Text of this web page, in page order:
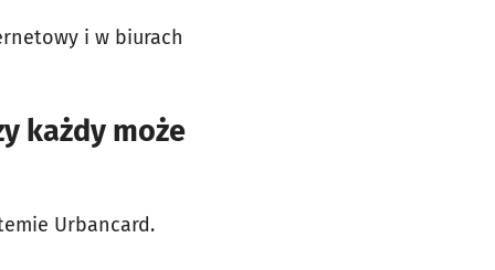
i w biurach
każdy może
Urbancard.